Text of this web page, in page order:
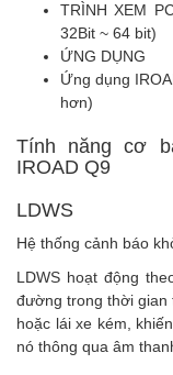
TRÌNH XEM
32Bit ~ 64 bit)
ỨNG DỤNG
Ứng dụng
hơn)
Tính năng cơ
IROAD Q9
LDWS
Hệ thống cảnh báo
LDWS hoạt động
đường trong thời gian
hoặc lái xe kém,
nó thông qua âm